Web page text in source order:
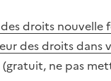
droits nouvelle
des droits dans
ne pas